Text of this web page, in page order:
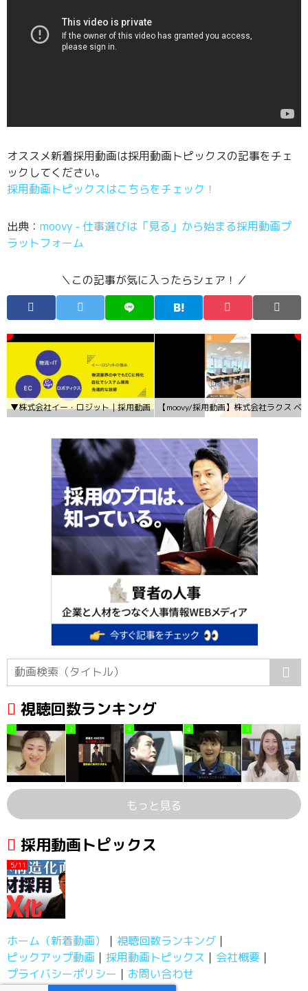
オススメ新着採用動画は採用動画トピックスの記事をチェ
ックしてください。
採用動画トピックスはこちらをチェック！
出典： moovy - 仕事選びは「見る」から始まる採用動画プ
ラットフォーム
＼この記事が気に入ったらシェア！／
【moovy/採用動画】株式会社ラクス
▼株式会社イー・ロジット｜採用動画「一緒に未来の物流を創ろう」
視聴回数ランキング
1 2 3 4 5
もっと見る
採用動画トピックス
5/11
ホーム（新着動画）
視聴回数ランキング
ピックアップ動画
採用動画トピックス
会社概要
プライバシーポリシー
お問い合わせ